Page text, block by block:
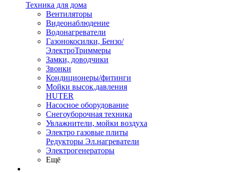
Техника для дома
Вентиляторы
Видеонаблюдение
Водонагреватели
Газонокосилки, Бензо/
ЭлектроТриммеры
Замки, доводчики
Звонки
Кондиционеры/фитинги
Мойки высок.давления
HUTER
Насосное оборудование
Снегоуборочная техника
Увлажнители, мойки воздуха
Электро газовые плиты
Редукторы Эл.нагреватели
Электрогенераторы
Ещё